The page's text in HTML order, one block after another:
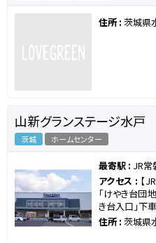
住所 : 茨城県
山新グランステージ水戸
茨城 ホームセンター
最寄駅 : JR常
アクセス : 【
「けやき台団
き台入口」下
住所 : 茨城県